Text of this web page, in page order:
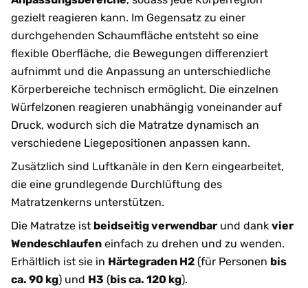
gezielt reagieren kann. Im Gegensatz zu einer
durchgehenden Schaumfläche entsteht so eine
flexible Oberfläche, die Bewegungen differenziert
aufnimmt und die Anpassung an unterschiedliche
Körperbereiche technisch ermöglicht. Die einzelnen
Würfelzonen reagieren unabhängig voneinander auf
Druck, wodurch sich die Matratze dynamisch an
verschiedene Liegepositionen anpassen kann.
Zusätzlich sind Luftkanäle in den Kern eingearbeitet,
die eine grundlegende Durchlüftung des
Matratzenkerns unterstützen.
Die Matratze ist beidseitig verwendbar und dank vier
Wendeschlaufen einfach zu drehen und zu wenden.
Erhältlich ist sie in Härtegraden H2 (für Personen bis
ca. 90 kg) und H3 (bis ca. 120 kg).